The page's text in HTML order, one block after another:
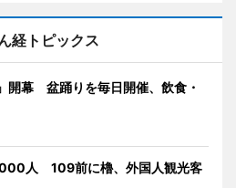
経トピックス
開幕 盆踊りを毎日開催、飲食・
人 109前に櫓、外国人観光客